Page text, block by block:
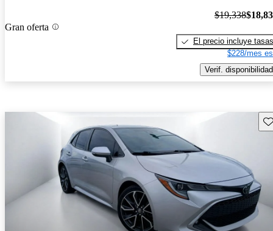
Gran oferta
$19,338
El precio incluye tasas
$228/mes
Verif. disponibilidad